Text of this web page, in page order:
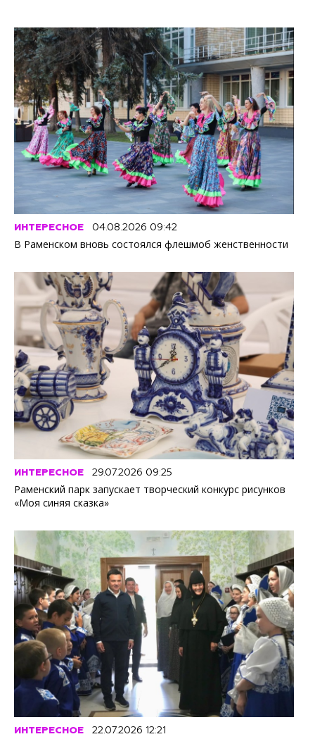
ИНТЕРЕСНОЕ 04.08.2026 09:42
В Раменском вновь состоялся флешмоб женственности
ИНТЕРЕСНОЕ 29.07.2026 09:25
Раменский парк запускает творческий конкурс рисунков
«Моя синяя сказка»
ИНТЕРЕСНОЕ 22.07.2026 12:21